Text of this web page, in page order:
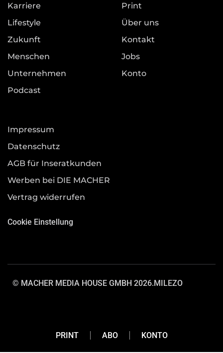
Karriere
Lifestyle
Zukunft
Menschen
Unternehmen
Podcast
Print
Über uns
Kontakt
Jobs
Konto
Impressum
Datenschutz
AGB für Inseratkunden
Werben bei DIE MACHER
Vertrag widerrufen
Cookie Einstellung
© MACHER MEDIA HOUSE GMBH 2026.MILEZO
PRINT ABO KONTO